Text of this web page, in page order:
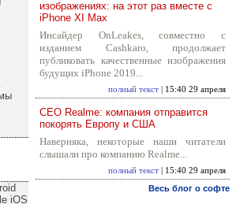
iOS
изображениях: на этот раз вместе с
iPhone XI Max
Инсайдер OnLeakes, совместно с
изданием Cashkaro, продолжает
публиковать качественные изображения
будущих iPhone 2019...
полный текст | 15:40 29 апреля
CEO Realme: компания отправится
покорять Европу и США
Наверняка, некоторые наши читатели
слышали про компанию Realme...
полный текст | 15:40 29 апреля
Весь блог о софте